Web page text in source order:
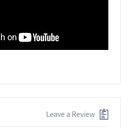
Leave a Review